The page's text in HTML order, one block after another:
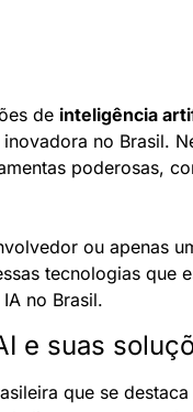
de inteligência
no Brasil.
poderosas,
ou apenas
tecnologias que
no Brasil.
e suas
que se